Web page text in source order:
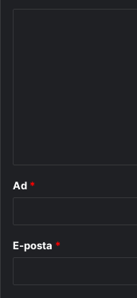
Ad *
E-posta *